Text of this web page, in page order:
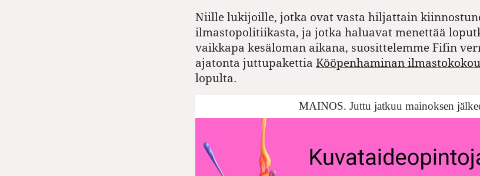
Niille lukijoille, jotka ovat vasta hiljattain
ilmastopolitiikasta, ja jotka haluavat menettää
vaikkapa kesäloman aikana, suosittelemme Fifin
ajatonta juttupakettia Kööpenhaminan
lopulta.
MAINOS. Juttu jatkuu mainoksen